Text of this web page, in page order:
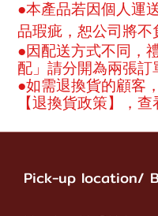
●本產品若因個人運
品瑕疵，恕公司將不
●因配送方式不同，
配」請分開為兩張訂
●如需退換貨的顧客
【退換貨政策】，
Pick-up location/